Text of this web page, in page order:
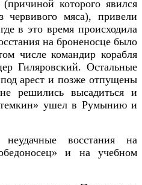
которого явился
червивого мяса), привели
в это время происходила
на броненосце было
числе командир корабля
Гиляровский. Остальные
арест и позже отпущены
решились высадиться и
ушел в Румынию и
восстания на
и на учебном